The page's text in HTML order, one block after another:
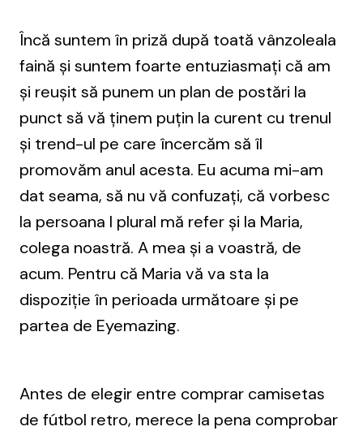
Încă suntem în priză după toată vânzoleala
faină și suntem foarte entuziasmați că am
și reușit să punem un plan de postări la
punct să vă ținem puțin la curent cu trenul
și trend-ul pe care încercăm să îl
promovăm anul acesta. Eu acuma mi-am
dat seama, să nu vă confuzați, că vorbesc
la persoana I plural mă refer și la Maria,
colega noastră. A mea și a voastră, de
acum. Pentru că Maria vă va sta la
dispoziție în perioada următoare și pe
partea de Eyemazing.
Antes de elegir entre comprar camisetas
de fútbol retro, merece la pena comprobar